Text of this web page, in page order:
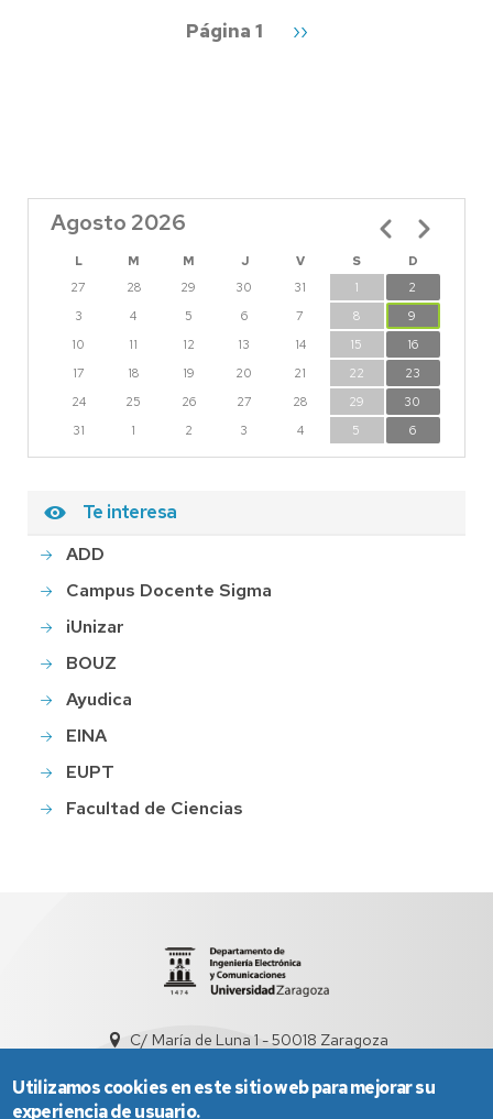
Página 1
Siguiente
››
Agosto 2026
L M M J V S
D
27
28 29 30 31 1
2
3
4 5 6 7 8
9
10
11 12 13 14 15
16
17
18 19 20 21 22
23
24
25 26 27 28 29
30
31
1 2 3 4 5 6
Paginación
Te interesa
ADD
Campus Docente Sigma
iUnizar
BOUZ
Ayudica
EINA
EUPT
Facultad de Ciencias
C/ María de Luna 1 - 50018 Zaragoza
Utilizamos cookies en este sitio web para mejorar su
experiencia de usuario.